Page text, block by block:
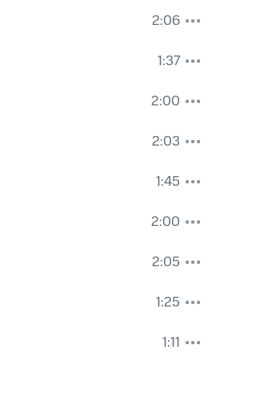
2:06
1:37
2:00
2:03
1:45
2:00
2:05
1:25
1:11